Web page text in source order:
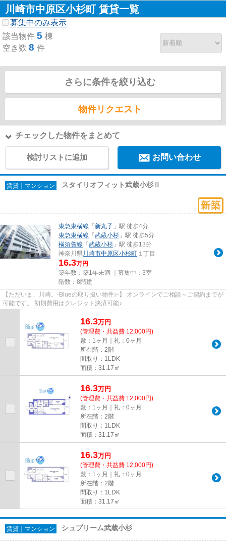
川崎市中原区小杉町 賃貸一覧
募集中のみ表示
該当物件 5 棟
空き数 8 件
さらに条件を絞り込む
物件リクエスト
チェックした物件をまとめて
検討リストに追加 お問い合わせ
賃貸｜マンション スタイリオフィット武蔵小杉Ⅱ
東急東横線 「 新丸子 」駅 徒歩4分
東急東横線 「 武蔵小杉 」駅 徒歩5分
横須賀線 「 武蔵小杉 」駅 徒歩13分
神奈川県川崎市中原区小杉町 １丁目
16.3万円
築年数：築1年未満 ｜募集中： 3室
階数：8階建
【ただいま、川崎。-Blueの取り扱い物件♪-】 オンラインでご相談～ご契約までが
可能です。 初期費用はクレジット決済可能♪
16.3万円
(管理費・共益費 12,000円)
敷：1ヶ月｜礼：0ヶ月
所在階：2階
間取り：1LDK
面積：31.17㎡
16.3万円
(管理費・共益費 12,000円)
敷：1ヶ月｜礼：0ヶ月
所在階：2階
間取り：1LDK
面積：31.17㎡
16.3万円
(管理費・共益費 12,000円)
敷：1ヶ月｜礼：0ヶ月
所在階：2階
間取り：1LDK
面積：31.17㎡
賃貸｜マンション シュプリーム武蔵小杉